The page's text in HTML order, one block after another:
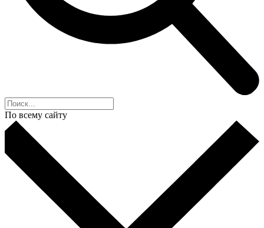
По всему сайту